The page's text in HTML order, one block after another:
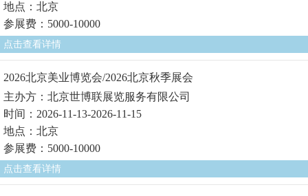
地点：北京
参展费：5000-10000
点击查看详情
2026北京美业博览会/2026北京秋季展会
主办方：北京世博联展览服务有限公司
时间：2026-11-13-2026-11-15
地点：北京
参展费：5000-10000
点击查看详情